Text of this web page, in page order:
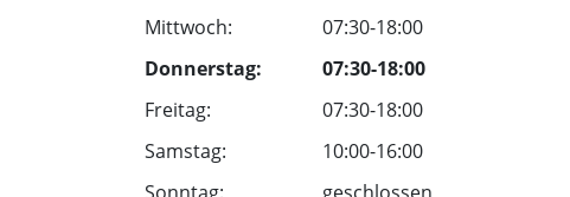
Mittwoch:
07:30-18:00
Donnerstag:
07:30-18:00
Freitag:
07:30-18:00
Samstag:
10:00-16:00